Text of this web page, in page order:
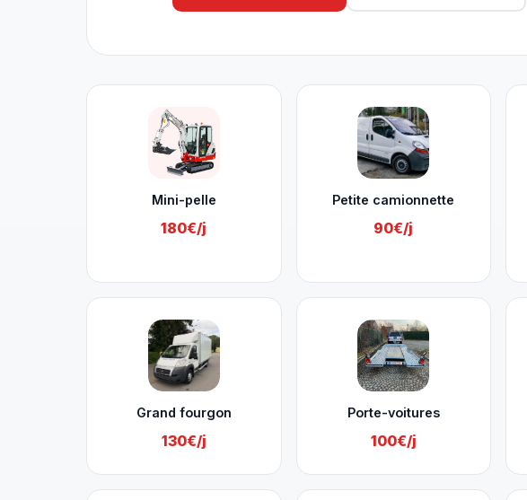
Mini-pelle
180€/j
Petite camionnette
90€/j
Grand fourgon
130€/j
Porte-voitures
100€/j